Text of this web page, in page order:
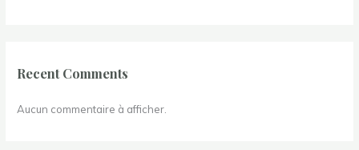
Recent Comments
Aucun commentaire à afficher.